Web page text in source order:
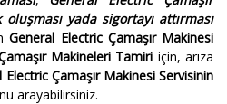
yada sigortayı attırması
General Electric Çamaşır Makinesi
Makineleri Tamiri için, arıza
Çamaşır Makinesi Servisinin
arayabilirsiniz.